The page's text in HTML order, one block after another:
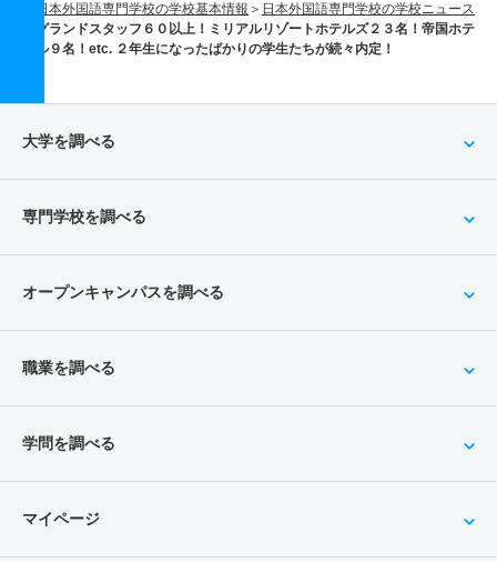
日本外国語専門学校の学校基本情報
日本外国語専門学校の学校ニュース
グランドスタッフ６０以上！ミリアルリゾートホテルズ２３名！帝国ホテ
ル９名！etc. ２年生になったばかりの学生たちが続々内定！
大学を調べる
専門学校を調べる
オープンキャンパスを調べる
職業を調べる
学問を調べる
マイページ